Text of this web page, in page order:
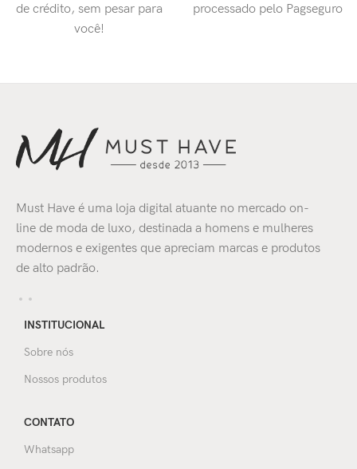
de crédito, sem pesar para
você!
processado pelo Pagseguro
Must Have é uma loja digital atuante no mercado on-
line de moda de luxo, destinada a homens e mulheres
modernos e exigentes que apreciam marcas e produtos
de alto padrão.
INSTITUCIONAL
Sobre nós
Nossos produtos
CONTATO
Whatsapp